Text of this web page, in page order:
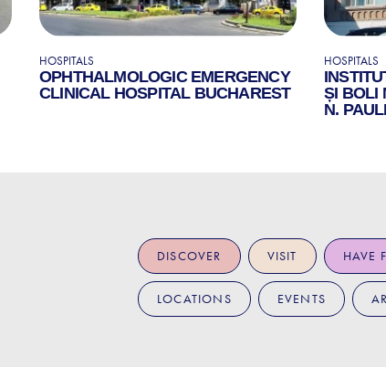
HOSPITALS
OPHTHALMOLOGIC EMERGENCY
CLINICAL HOSPITAL BUCHAREST
HOSPITALS
ȘI BOLI
N.
DISCOVER VISIT HAVE
LOCATIONS EVENTS